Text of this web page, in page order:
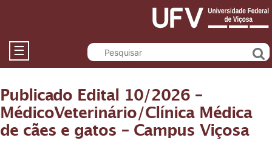
Acesso à informação
Legislação
Canais
☰
Publicado Edital 10/2026 –
MédicoVeterinário/Clínica Médica
de cães e gatos – Campus Viçosa